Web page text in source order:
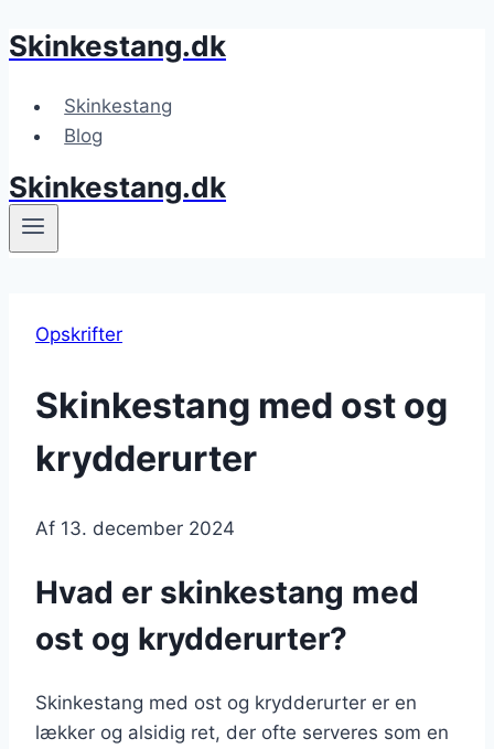
Fortsæt
indhold
Skinkestang.dk
Skinkestang
Blog
Skinkestang.dk
Opskrifter
Skinkestang med ost og
krydderurter
Af 13. december 2024
Hvad er skinkestang med
ost og krydderurter?
Skinkestang med ost og krydderurter er en
lækker og alsidig ret, der ofte serveres som en